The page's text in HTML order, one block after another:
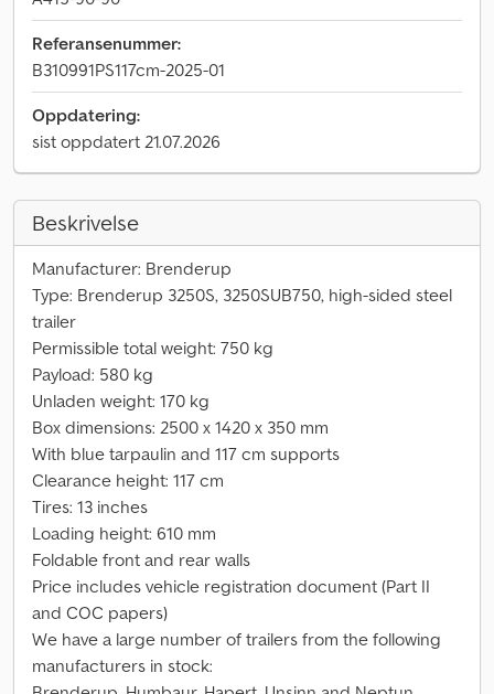
Referansenummer:
B310991PS117cm-2025-01
Oppdatering:
sist oppdatert 21.07.2026
Beskrivelse
Manufacturer: Brenderup
Type: Brenderup 3250S, 3250SUB750, high-sided steel
trailer
Permissible total weight: 750 kg
Payload: 580 kg
Unladen weight: 170 kg
Box dimensions: 2500 x 1420 x 350 mm
With blue tarpaulin and 117 cm supports
Clearance height: 117 cm
Tires: 13 inches
Loading height: 610 mm
Foldable front and rear walls
Price includes vehicle registration document (Part II
and COC papers)
We have a large number of trailers from the following
manufacturers in stock: